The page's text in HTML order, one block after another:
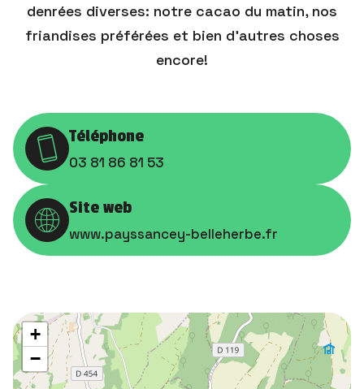
denrées diverses: notre cacao du matin, nos
friandises préférées et bien d’autres choses
encore!
Téléphone
03 81 86 81 53
Site web
www.payssancey-belleherbe.fr
+
−